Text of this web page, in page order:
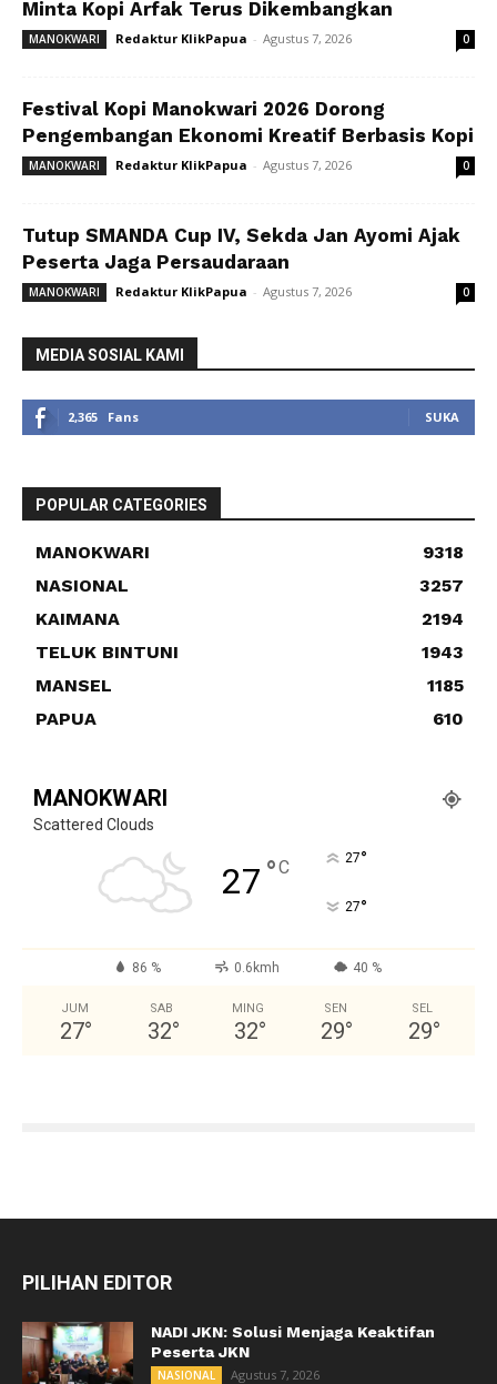
Minta Kopi Arfak Terus Dikembangkan
MANOKWARI Redaktur KlikPapua - Agustus 7, 2026 0
Festival Kopi Manokwari 2026 Dorong
Pengembangan Ekonomi Kreatif Berbasis Kopi
MANOKWARI Redaktur KlikPapua - Agustus 7, 2026 0
Tutup SMANDA Cup IV, Sekda Jan Ayomi Ajak
Peserta Jaga Persaudaraan
MANOKWARI Redaktur KlikPapua - Agustus 7, 2026 0
MEDIA SOSIAL KAMI
2,365 Fans SUKA
POPULAR CATEGORIES
MANOKWARI
9318
NASIONAL
3257
KAIMANA
2194
TELUK BINTUNI
1943
MANSEL
1185
PAPUA
610
MANOKWARI
Scattered Clouds
27 °C 27°
27°
86 % 0.6kmh 40 %
JUM
27°
SAB
32°
MING
32°
SEN
29°
SEL
29°
PILIHAN EDITOR
NADI JKN: Solusi Menjaga Keaktifan
Peserta JKN
NASIONAL Agustus 7, 2026